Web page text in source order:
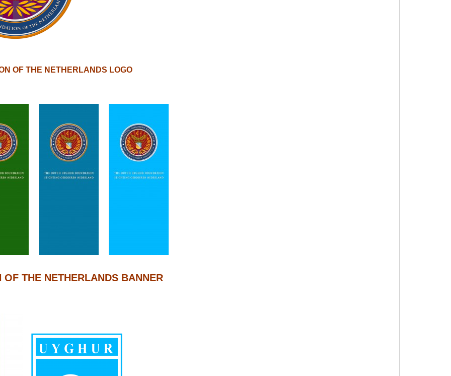
OF THE NETHERLANDS LOGO
THE NETHERLANDS BANNER